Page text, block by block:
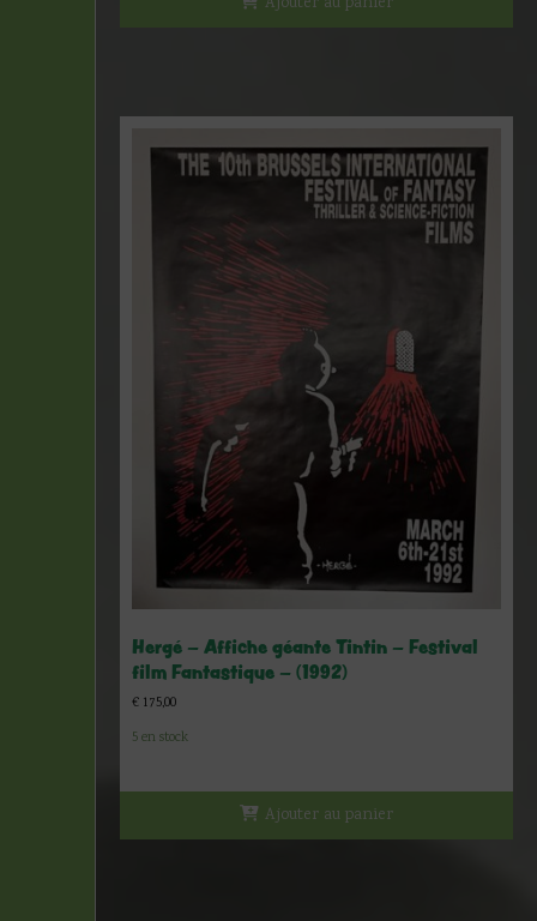
Hergé – Affiche géante Tintin – Festival
film Fantastique – (1992)
€ 175,00
5 en stock
Ajouter au panier